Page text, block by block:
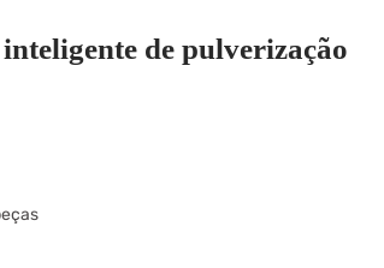
de pulverização